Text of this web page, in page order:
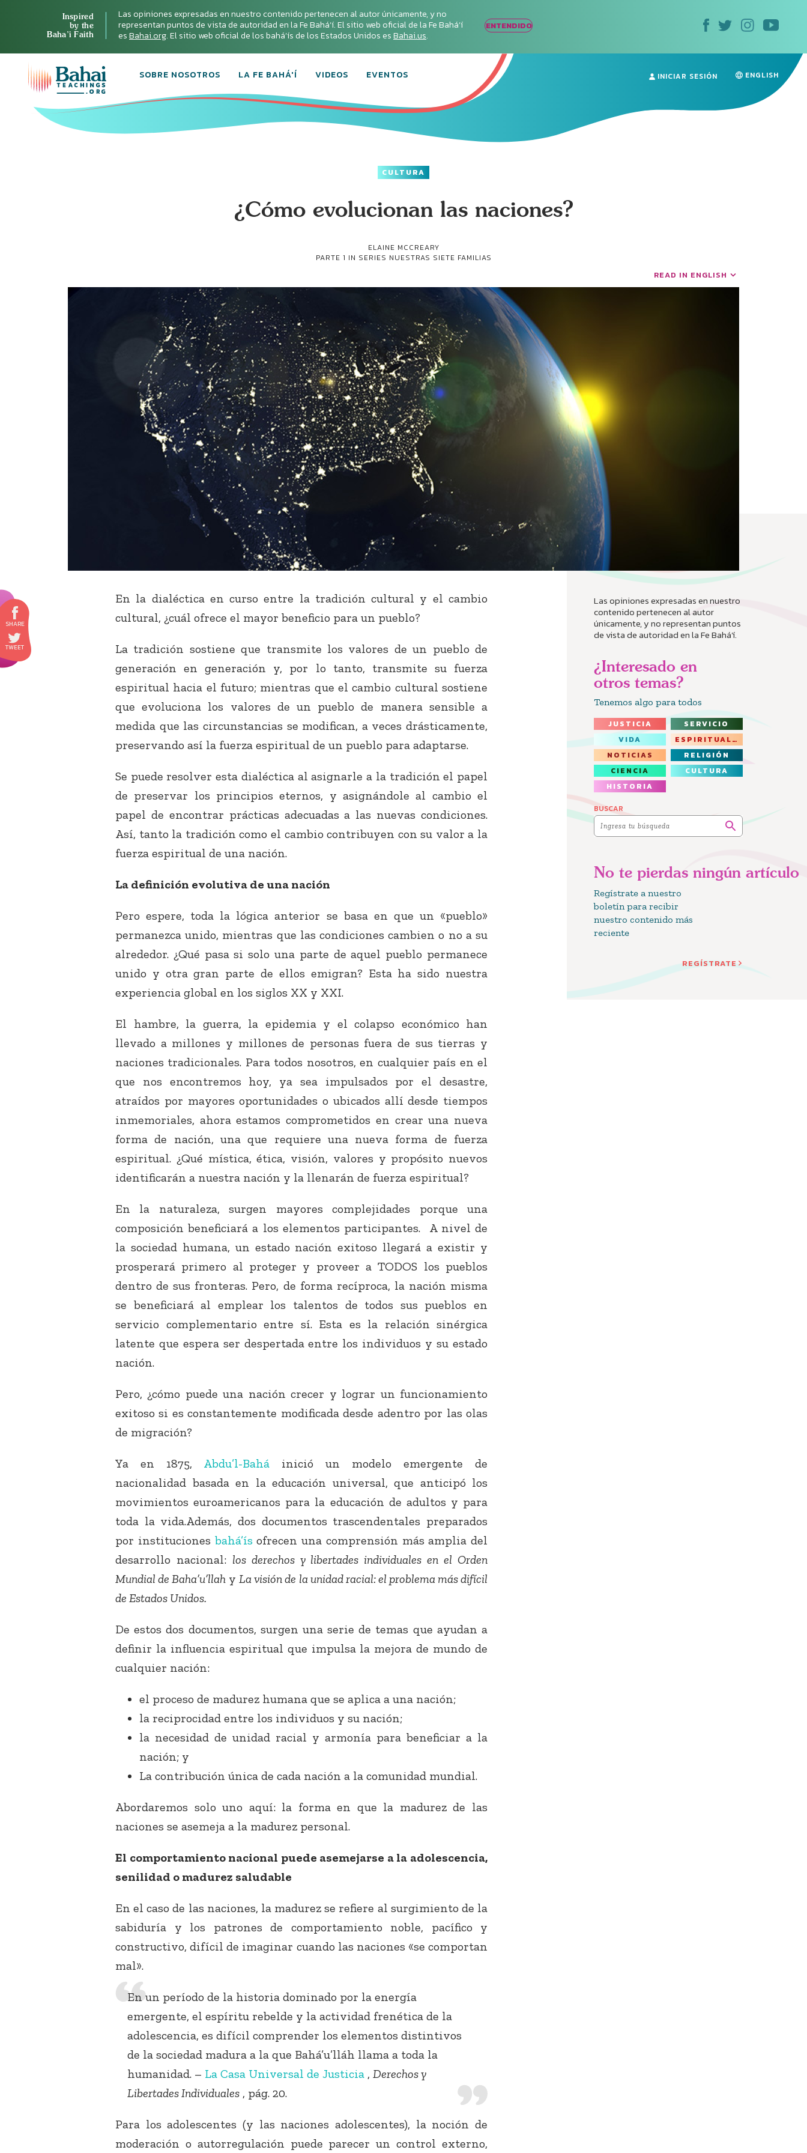
Inspired
by the
Baha’i Faith
Las opiniones expresadas en nuestro contenido pertenecen al autor únicamente, y no
representan puntos de vista de autoridad en la Fe Bahá‘í. El sitio web oficial de la Fe Bahá‘í
esBahai.org. El sitio web oficial de los bahá’ís de los Estados Unidos esBahai.us.
ENTENDIDO
SOBRE NOSOTROS LA FE BAHÁ'Í VIDEOS EVENTOS INICIAR SESIÓN ENGLISH
CULTURA
¿Cómo evolucionan las naciones?
ELAINE MCCREARY
PARTE 1 IN SERIES NUESTRAS SIETE FAMILIAS
READ IN ENGLISH
Las opiniones expresadas en nuestro
contenido pertenecen al autor
únicamente, y no representan puntos
de vista de autoridad en la Fe Bahá’í.
¿Interesado en
otros temas?
Tenemos algo para todos
JUSTICIA
SERVICIO
VIDA
ESPIRITUALIDAD
NOTICIAS
RELIGIÓN
CIENCIA
CULTURA
HISTORIA
BUSCAR
No te pierdas ningún artículo
Regístrate a nuestro
boletín para recibir
nuestro contenido más
reciente
REGÍSTRATE
En la dialéctica en curso entre la tradición cultural y el cambio
cultural, ¿cuál ofrece el mayor beneficio para un pueblo?
La tradición sostiene que transmite los valores de un pueblo de
generación en generación y, por lo tanto, transmite su fuerza
espiritual hacia el futuro; mientras que el cambio cultural sostiene
que evoluciona los valores de un pueblo de manera sensible a
medida que las circunstancias se modifican, a veces drásticamente,
preservando así la fuerza espiritual de un pueblo para adaptarse.
Se puede resolver esta dialéctica al asignarle a la tradición el papel
de preservar los principios eternos, y asignándole al cambio el
papel de encontrar prácticas adecuadas a las nuevas condiciones.
Así, tanto la tradición como el cambio contribuyen con su valor a la
fuerza espiritual de una nación.
La definición evolutiva de una nación
Pero espere, toda la lógica anterior se basa en que un «pueblo»
permanezca unido, mientras que las condiciones cambien o no a su
alrededor. ¿Qué pasa si solo una parte de aquel pueblo permanece
unido y otra gran parte de ellos emigran? Esta ha sido nuestra
experiencia global en los siglos XX y XXI.
El hambre, la guerra, la epidemia y el colapso económico han
llevado a millones y millones de personas fuera de sus tierras y
naciones tradicionales. Para todos nosotros, en cualquier país en el
que nos encontremos hoy, ya sea impulsados por el desastre,
atraídos por mayores oportunidades o ubicados allí desde tiempos
inmemoriales, ahora estamos comprometidos en crear una nueva
forma de nación, una que requiere una nueva forma de fuerza
espiritual. ¿Qué mística, ética, visión, valores y propósito nuevos
identificarán a nuestra nación y la llenarán de fuerza espiritual?
En la naturaleza, surgen mayores complejidades porque una
composición beneficiará a los elementos participantes. A nivel de
la sociedad humana, un estado nación exitoso llegará a existir y
prosperará primero al proteger y proveer a TODOS los pueblos
dentro de sus fronteras. Pero, de forma recíproca, la nación misma
se beneficiará al emplear los talentos de todos sus pueblos en
servicio complementario entre sí. Esta es la relación sinérgica
latente que espera ser despertada entre los individuos y su estado
nación.
Pero, ¿cómo puede una nación crecer y lograr un funcionamiento
exitoso si es constantemente modificada desde adentro por las olas
de migración?
Ya en 1875, Abdu’l-Bahá inició un modelo emergente de
nacionalidad basada en la educación universal, que anticipó los
movimientos euroamericanos para la educación de adultos y para
toda la vida.Además, dos documentos trascendentales preparados
por instituciones bahá’ís ofrecen una comprensión más amplia del
desarrollo nacional: los derechos y libertades individuales en el Orden
Mundial de Baha’u’llah yLa visión de la unidad racial: el problema más difícil
de Estados Unidos.
De estos dos documentos, surgen una serie de temas que ayudan a
definir la influencia espiritual que impulsa la mejora de mundo de
cualquier nación:
el proceso de madurez humana que se aplica a una nación;
la reciprocidad entre los individuos y su nación;
la necesidad de unidad racial y armonía para beneficiar a la
nación; y
La contribución única de cada nación a la comunidad mundial.
Abordaremos solo uno aquí: la forma en que la madurez de las
naciones se asemeja a la madurez personal.
El comportamiento nacional puede asemejarse a la adolescencia,
senilidad o madurez saludable
En el caso de las naciones, la madurez se refiere al surgimiento de la
sabiduría y los patrones de comportamiento noble, pacífico y
constructivo, difícil de imaginar cuando las naciones «se comportan
mal».
En un período de la historia dominado por la energía
emergente, el espíritu rebelde y la actividad frenética de la
adolescencia, es difícil comprender los elementos distintivos
de la sociedad madura a la que Bahá’u’lláh llama a toda la
humanidad. – La Casa Universal de Justicia , Derechos y
Libertades Individuales , pág. 20.
Para los adolescentes (y las naciones adolescentes), la noción de
moderación o autorregulación puede parecer un control externo,
los Bahá'ís de
tu área